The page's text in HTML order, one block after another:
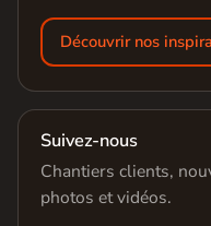
Découvrir nos
Suivez-nous
Chantiers clients,
photos et vidéos.